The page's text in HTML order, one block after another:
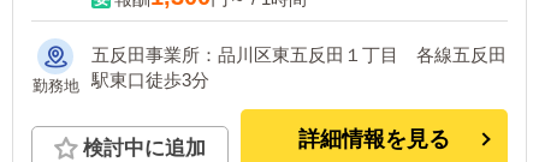
勤務地
五反田事業所：品川区東五反田１丁目 各線五反田
駅東口徒歩3分
検討中に追加 詳細情報を見る